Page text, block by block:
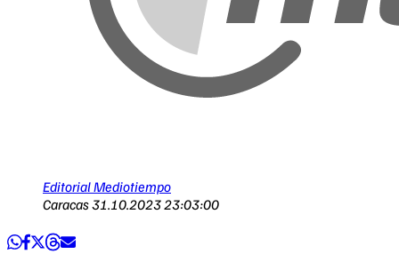
Editorial Mediotiempo
Caracas31.10.2023 23:03:00